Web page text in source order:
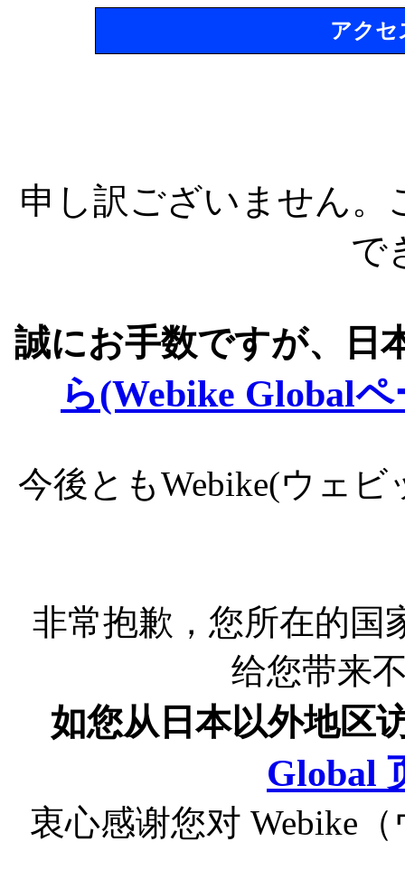
アクセ
申し訳ございません
で
誠にお手数ですが、日
ら(Webike Global
今後ともWebike(ウェ
非常抱歉，您所在的国
给您带来
如您从日本以外地区
Global
衷心感谢您对 Webike